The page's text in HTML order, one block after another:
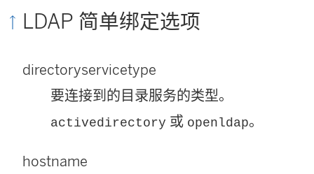
LDAP 简单绑定选项
directoryservicetype
要连接到的目录服务的类型。
activedirectory 或 openldap。
hostname